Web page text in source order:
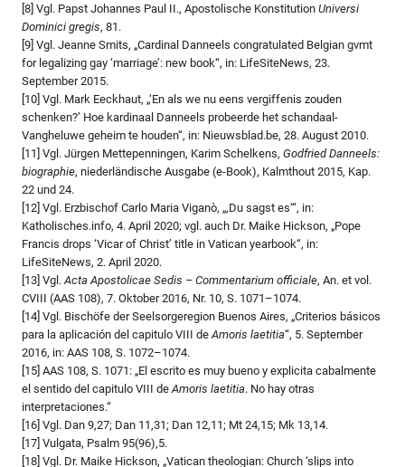
[8] Vgl. Papst Johannes Paul II., Apostolische Konstitution Universi
Dominici gregis, 81.
[9] Vgl. Jeanne Smits, „Cardinal Danneels congratulated Belgian gvmt
for legalizing gay ‘marriage’: new book“, in: LifeSiteNews, 23.
September 2015.
[10] Vgl. Mark Eeckhaut, „‘En als we nu eens vergiffenis zouden
schenken?’ Hoe kardinaal Danneels probeerde het schandaal-
Vangheluwe geheim te houden“, in: Nieuwsblad.be, 28. August 2010.
[11] Vgl. Jürgen Mettepenningen, Karim Schelkens, Godfried Danneels:
biographie, niederländische Ausgabe (e-Book), Kalmthout 2015, Kap.
22 und 24.
[12] Vgl. Erzbischof Carlo Maria Viganò, „‚Du sagst es‘“, in:
Katholisches.info, 4. April 2020; vgl. auch Dr. Maike Hickson, „Pope
Francis drops ‘Vicar of Christ’ title in Vatican yearbook“, in:
LifeSiteNews, 2. April 2020.
[13] Vgl. Acta Apostolicae Sedis – Commentarium officiale, An. et vol.
CVIII (AAS 108), 7. Oktober 2016, Nr. 10, S. 1071–1074.
[14] Vgl. Bischöfe der Seelsorgeregion Buenos Aires, „Criterios básicos
para la aplicación del capitulo VIII de Amoris laetitia“, 5. September
2016, in: AAS 108, S. 1072–1074.
[15] AAS 108, S. 1071: „El escrito es muy bueno y explicita cabalmente
el sentido del capitulo VIII de Amoris laetitia. No hay otras
interpretaciones.“
[16] Vgl. Dan 9,27; Dan 11,31; Dan 12,11; Mt 24,15; Mk 13,14.
[17] Vulgata, Psalm 95(96),5.
[18] Vgl. Dr. Maike Hickson, „Vatican theologian: Church ‘slips into